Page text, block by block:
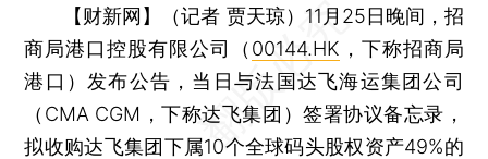
【财新网】（记者 贾天琼） 11月25日晚间，招
商局港口控股有限公司（ 00144.HK ，下称招商局
港口）发布公告，当日与法国达飞海运集团公司
（CMA CGM，下称达飞集团）签署协议备忘录，
拟收购达飞集团下属10个全球码头股权资产49%的